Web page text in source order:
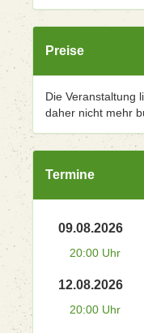
Preise
Die Veranstaltung
daher nicht mehr
Termine
09.08.2026
20:00 Uhr
12.08.2026
20:00 Uhr